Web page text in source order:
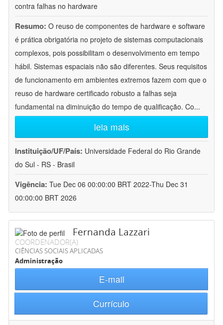
contra falhas no hardware
Resumo: O reuso de componentes de hardware e software
é prática obrigatória no projeto de sistemas computacionais
complexos, pois possibilitam o desenvolvimento em tempo
hábil. Sistemas espaciais não são diferentes. Seus requisitos
de funcionamento em ambientes extremos fazem com que o
reuso de hardware certificado robusto a falhas seja
fundamental na diminuição do tempo de qualificação. Co...
leia mais
Instituição/UF/País: Universidade Federal do Rio Grande
do Sul - RS - Brasil
Vigência: Tue Dec 06 00:00:00 BRT 2022-Thu Dec 31
00:00:00 BRT 2026
Fernanda Lazzari
COORDENADOR(A)
CIÊNCIAS SOCIAIS APLICADAS
Administração
E-mail
Currículo